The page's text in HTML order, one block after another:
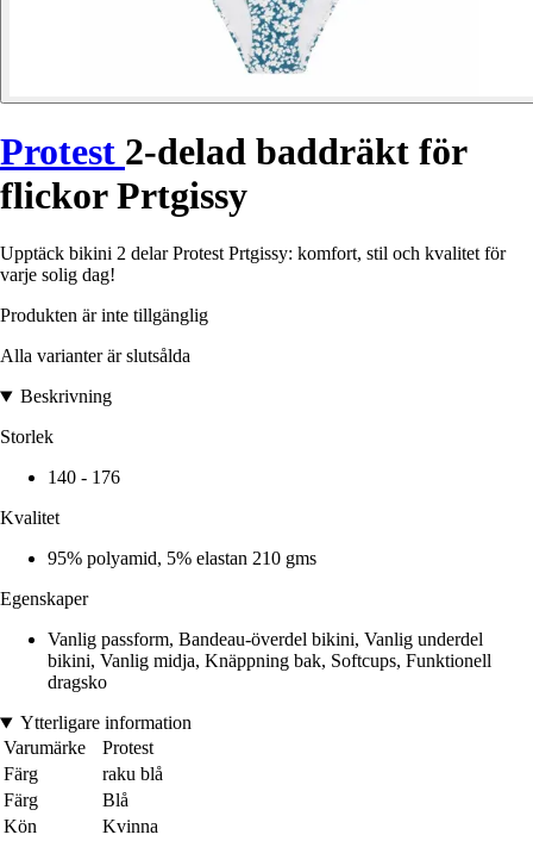
Protest 2-delad baddräkt för
flickor Prtgissy
Upptäck bikini 2 delar Protest Prtgissy: komfort, stil och kvalitet för
varje solig dag!
Produkten är inte tillgänglig
Alla varianter är slutsålda
Beskrivning
Storlek
140 - 176
Kvalitet
95% polyamid, 5% elastan 210 gms
Egenskaper
Vanlig passform, Bandeau-överdel bikini, Vanlig underdel
bikini, Vanlig midja, Knäppning bak, Softcups, Funktionell
dragsko
Ytterligare information
Varumärke
Protest
Färg
raku blå
Färg
Blå
Kön
Kvinna